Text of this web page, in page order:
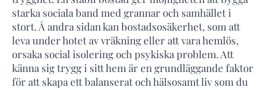
starka sociala band med grannar och samhället i
stort. Å andra sidan kan bostadsosäkerhet, som att
leva under hotet av vräkning eller att vara hemlös,
orsaka social isolering och psykiska problem. Att
känna sig trygg i sitt hem är en grundläggande faktor
för att skapa ett balanserat och hälsosamt liv som du